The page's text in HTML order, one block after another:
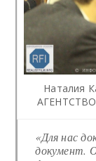
Наталия
АГЕНТСТВО
«Для нас
документ.